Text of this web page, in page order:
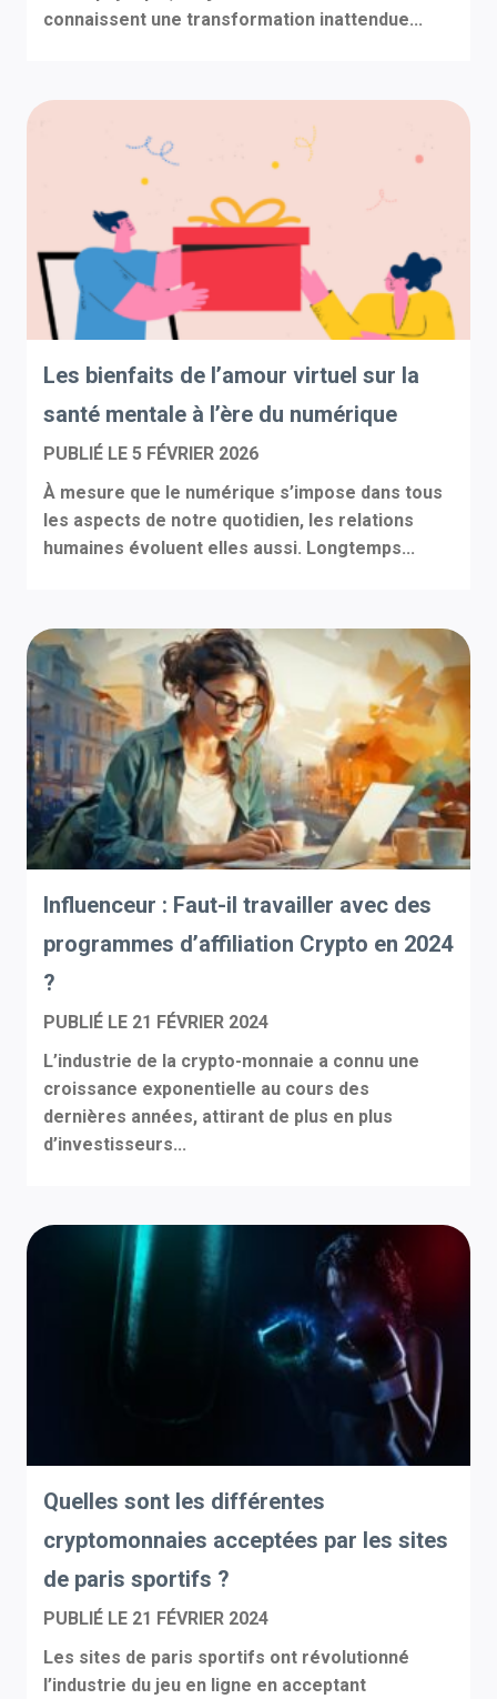
connaissent une transformation inattendue...
Les bienfaits de l’amour virtuel sur la
santé mentale à l’ère du numérique
PUBLIÉ LE 5 FÉVRIER 2026
À mesure que le numérique s’impose dans tous
les aspects de notre quotidien, les relations
humaines évoluent elles aussi. Longtemps...
Influenceur : Faut-il travailler avec des
programmes d’affiliation Crypto en 2024
?
PUBLIÉ LE 21 FÉVRIER 2024
L’industrie de la crypto-monnaie a connu une
croissance exponentielle au cours des
dernières années, attirant de plus en plus
d’investisseurs...
Quelles sont les différentes
cryptomonnaies acceptées par les sites
de paris sportifs ?
PUBLIÉ LE 21 FÉVRIER 2024
Les sites de paris sportifs ont révolutionné
l’industrie du jeu en ligne en acceptant